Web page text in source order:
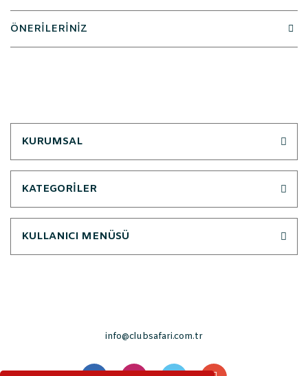
ÖNERİLERİNİZ
KURUMSAL
KATEGORİLER
KULLANICI MENÜSÜ
info@clubsafari.com.tr